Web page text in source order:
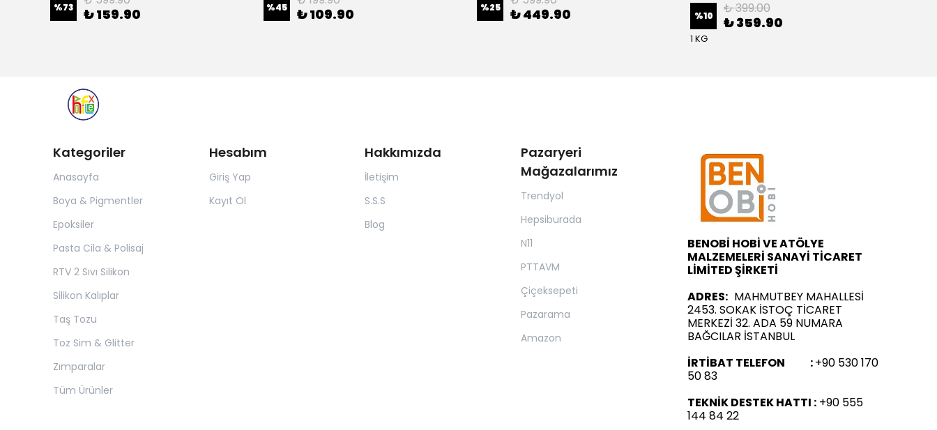
%73 ₺ 159.90 %45 ₺ 109.90 %25 ₺ 449.90 %10 ₺ 399.00
₺ 359.90
1 KG
Kategoriler
Anasayfa
Boya & Pigmentler
Epoksiler
Pasta Cila & Polisaj
RTV 2 Sıvı Silikon
Silikon Kalıplar
Taş Tozu
Toz Sim & Glitter
Zımparalar
Tüm Ürünler
Hesabım
Giriş Yap
Kayıt Ol
Hakkımızda
İletişim
S.S.S
Blog
Pazaryeri
Mağazalarımız
Trendyol
Hepsiburada
N11
PTTAVM
Çiçeksepeti
Pazarama
Amazon
BENOBİ HOBİ VE ATÖLYE
MALZEMELERİ SANAYİ TİCARET
LİMİTED ŞİRKETİ
ADRES: MAHMUTBEY MAHALLESİ
2453. SOKAK İSTOÇ TİCARET
MERKEZİ 32. ADA 59 NUMARA
BAĞCILAR İSTANBUL
İRTİBAT TELEFON :+90 530 170
50 83
TEKNİK DESTEK HATTI : +90 555
144 84 22